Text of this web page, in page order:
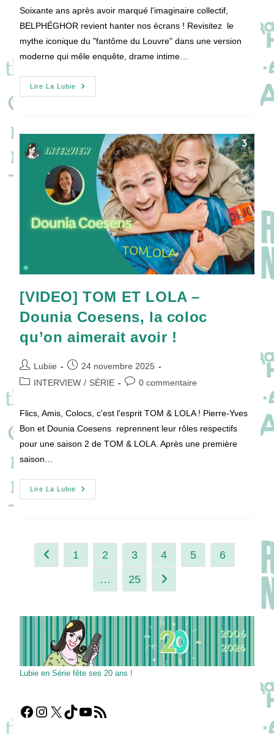
publication :
Soixante ans après avoir marqué l'imaginaire collectif,
BELPHÉGHOR revient hanter nos écrans ! Revisitez le
mythe iconique du "fantôme du Louvre" dans une version
moderne qui mêle enquête, drame intime…
Lire La Lubie
[VIDEO]
Shirine
Et
Vincent
Elbaz
Hantés
Par
BELPHÉGHOR
!
[VIDEO] TOM ET LOLA –
Dounia Coesens, la coloc
qu’on aimerait avoir !
Auteur/autrice
de
Lubiie
Publication
publiée :
24 novembre 2025
PostINTERVIEW / SÉRIE
Commentaires
publication :
0 commentaire
Flics, Amis, Colocs, c'est l'esprit TOM & LOLA ! Pierre-Yves
Bon et Dounia Coesens reprennent leur rôles respectifs
pour une saison 2 de TOM & LOLA. Après une première
saison…
Lire La Lubie
[VIDEO]
TOM
La
Coloc
Qu’on
Go to the previous page
1 2 3 4 5
6
…
25 Aller à la page suivante
Lubie en Série fête ses 20 ans !
Facebook
Instagram
X TikTokYouTube
Flux RSS